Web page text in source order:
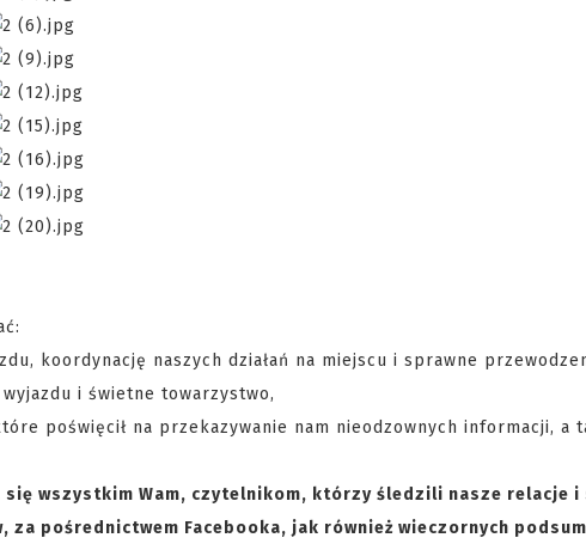
koordynację naszych działań na miejscu i sprawne
i świetne towarzystwo,
poświęcił na przekazywanie nam nieodzownych informacji, a
się wszystkim Wam, czytelnikom, którzy śledzili nasze relacje
pośrednictwem Facebooka, jak również wieczornych